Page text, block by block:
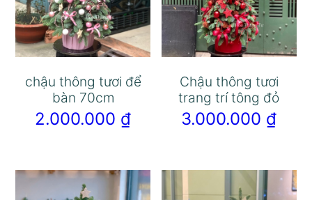
chậu thông tươi để
bàn 70cm
2.000.000 ₫
Chậu thông tươi
trang trí tông đỏ
3.000.000 ₫